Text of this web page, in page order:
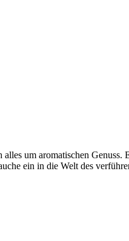
um aromatischen
ein in die Welt des